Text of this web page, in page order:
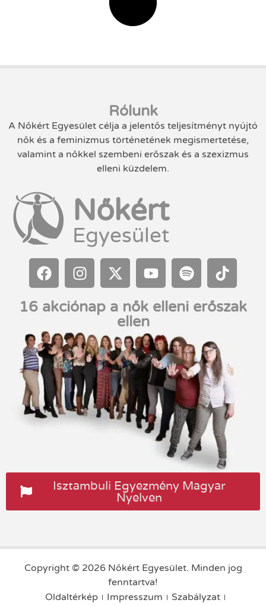
Rólunk
A Nőkért Egyesület célja a jelentős teljesítményt nyújtó
nők és a feminizmus történetének megismertetése,
valamint a nőkkel szembeni erőszak és a szexizmus
elleni küzdelem.
Nőkért
Egyesület
16 akciónap a nők elleni erőszak
ellen
Isztambuli Egyezmény Magyar
Nyelven
Copyright © 2026 Nőkért Egyesület. Minden jog
fenntartva!
Oldaltérkép
Impresszum Szabályzat